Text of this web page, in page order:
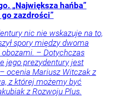
„Największa hańba”
go zazdrości”
nic nie wskazuje na to,
spory między dwoma
– Dotychczas
jego prezydentury jest
ocenia Mariusz Witczak z
z której możemy być
z Rozwoju Plus.